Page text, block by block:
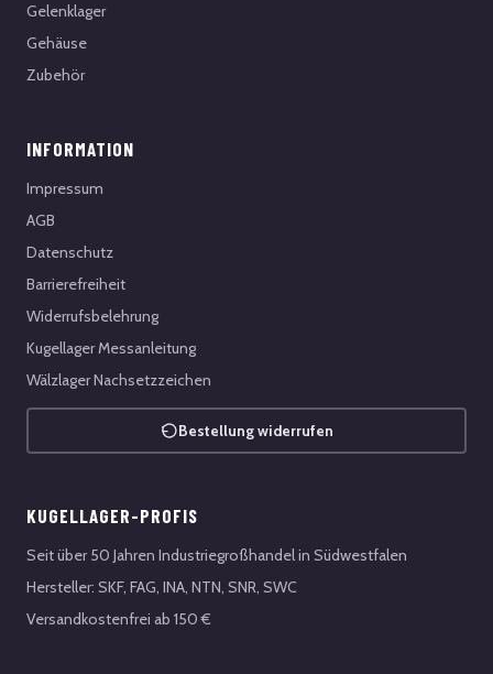
Gelenklager
Gehäuse
Zubehör
INFORMATION
Impressum
AGB
Datenschutz
Barrierefreiheit
Widerrufsbelehrung
Kugellager Messanleitung
Wälzlager Nachsetzzeichen
Bestellung widerrufen
KUGELLAGER-PROFIS
Seit über 50 Jahren Industriegroßhandel in Südwestfalen
Hersteller: SKF, FAG, INA, NTN, SNR, SWC
Versandkostenfrei ab 150 €